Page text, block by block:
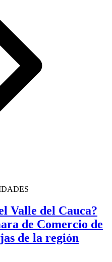
Valle del Cauca?
de Comercio de
de la región